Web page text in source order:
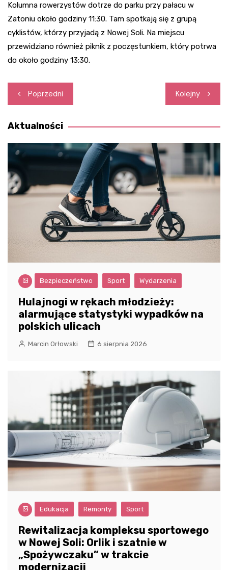
Kolumna rowerzystów dotrze do parku przy pałacu w
Zatoniu około godziny 11:30. Tam spotkają się z grupą
cyklistów, którzy przyjadą z Nowej Soli. Na miejscu
przewidziano również piknik z poczęstunkiem, który potrwa
do około godziny 13:30.
Nawigacja
wpisu
Poprzedni Kolejny
Aktualności
Bezpieczeństwo Sport Wydarzenia
Hulajnogi w rękach młodzieży:
alarmujące statystyki wypadków na
polskich ulicach
Marcin Orłowski 6 sierpnia 2026
Edukacja Remonty Sport
Rewitalizacja kompleksu sportowego
w Nowej Soli: Orlik i szatnie w
„Spożywczaku” w trakcie
modernizacji